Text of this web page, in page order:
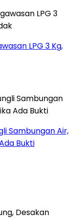
LPG 3 Kg,
Sambungan Air,
Bukti